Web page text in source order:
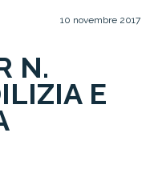
10 novembre 2017
N.
E